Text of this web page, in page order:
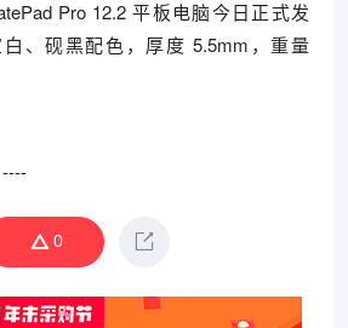
Pro 12.2 平板电脑今日正式发
、砚黑配色，厚度 5.5mm，重量
0